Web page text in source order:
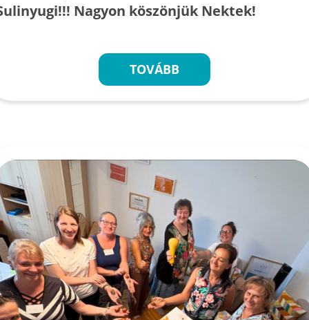
Nagyon köszönjük Nektek!
TOVÁBB